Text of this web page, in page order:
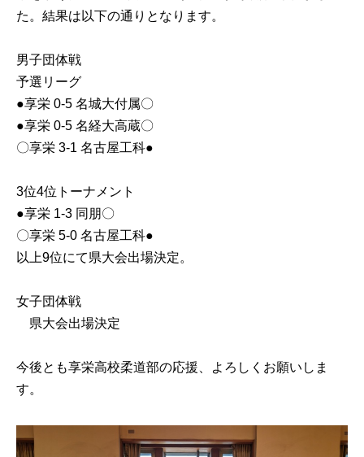
た。結果は以下の通りとなります。
男子団体戦
予選リーグ
●享栄 0-5 名城大付属〇
●享栄 0-5 名経大高蔵〇
〇享栄 3-1 名古屋工科●
3位4位トーナメント
●享栄 1-3 同朋〇
〇享栄 5-0 名古屋工科●
以上9位にて県大会出場決定。
女子団体戦
県大会出場決定
今後とも享栄高校柔道部の応援、よろしくお願いしま
す。